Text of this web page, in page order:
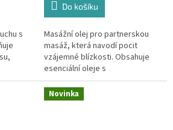
s
Do košíku
Masážní olej pro partnerskou
masáž, která navodí pocit
vzájemné blízkosti. Obsahuje
esenciální oleje s
afrodiziakálními účinky
Novinka